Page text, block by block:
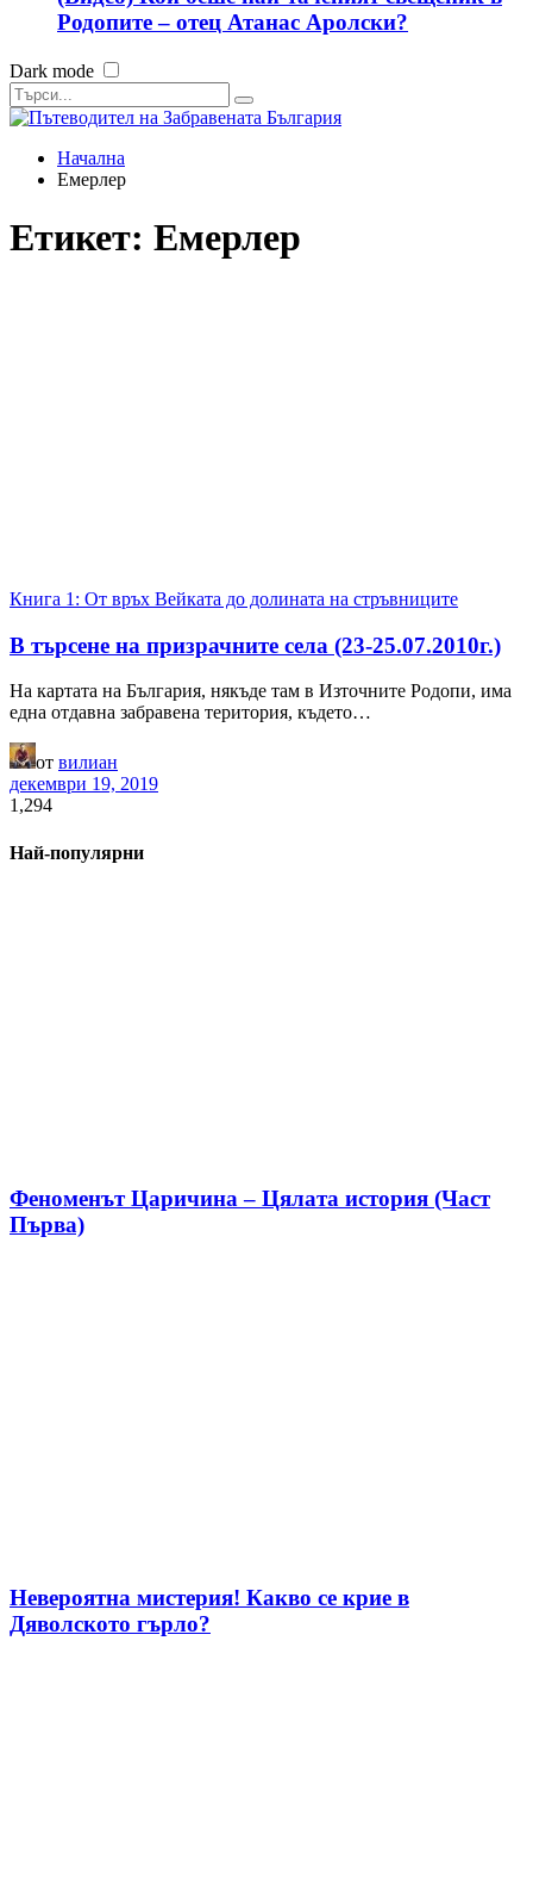
Родопите – отец Атанас Аролски?
Dark mode
Начална
Емерлер
Етикет: Емерлер
Книга 1: От връх Вейката до долината на стръвниците
В търсене на призрачните села (23-25.07.2010г.)
На картата на България, някъде там в Източните Родопи, има
една отдавна забравена територия, където…
от вилиан
декември 19, 2019
1,294
Най-популярни
Феноменът Царичина – Цялата история (Част
Първа)
Невероятна мистерия! Какво се крие в
Дяволското гърло?